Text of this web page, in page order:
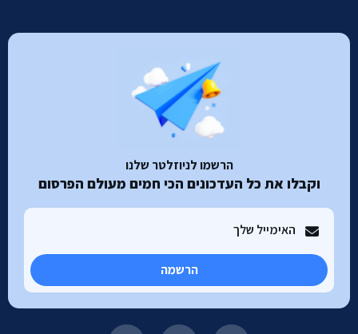
הרשמו לניוזלטר שלנו
וקבלו את כל העדכונים הכי חמים מעולם הפרסום
הרשמה